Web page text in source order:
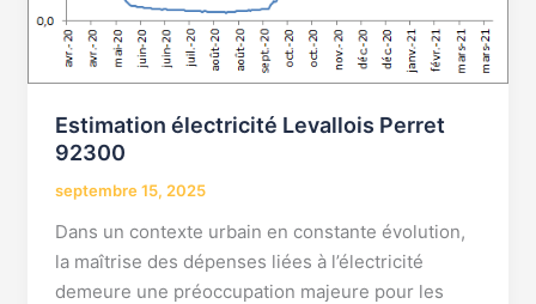
Estimation électricité Levallois Perret
92300
septembre 15, 2025
Dans un contexte urbain en constante évolution,
la maîtrise des dépenses liées à l’électricité
demeure une préoccupation majeure pour les